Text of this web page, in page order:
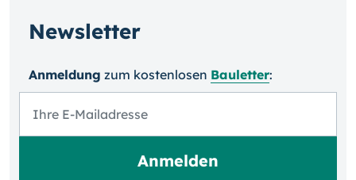
Newsletter
Anmeldung zum kosten­losen Bauletter: